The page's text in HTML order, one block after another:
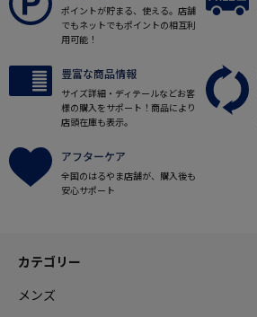
ポイントが貯まる、使える。店舗
でもネットでもポイントの相互利
用可能！
豊富な商品情報
サイズ詳細・ディテールなどお客
様の購入をサポート！商品により
店頭在庫も表示。
アフターケア
全国のはるやま店舗が、購入後も
安心サポート
カテゴリー
メンズ